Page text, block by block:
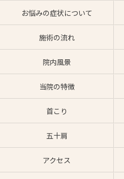
お悩みの症状について
施術の流れ
院内風景
当院の特徴
首こり
五十肩
アクセス